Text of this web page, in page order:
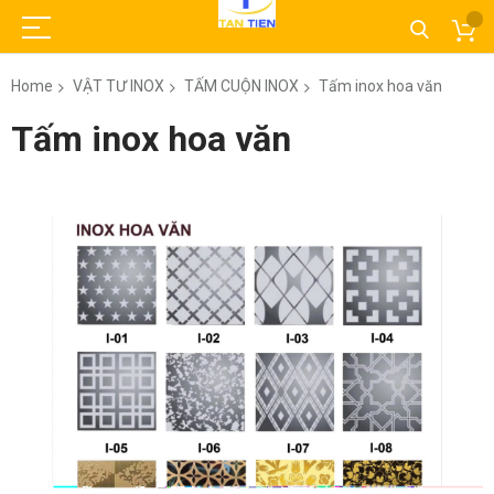
Home VẬT TƯ INOX TẤM CUỘN INOX Tấm inox hoa văn
Tấm inox hoa văn